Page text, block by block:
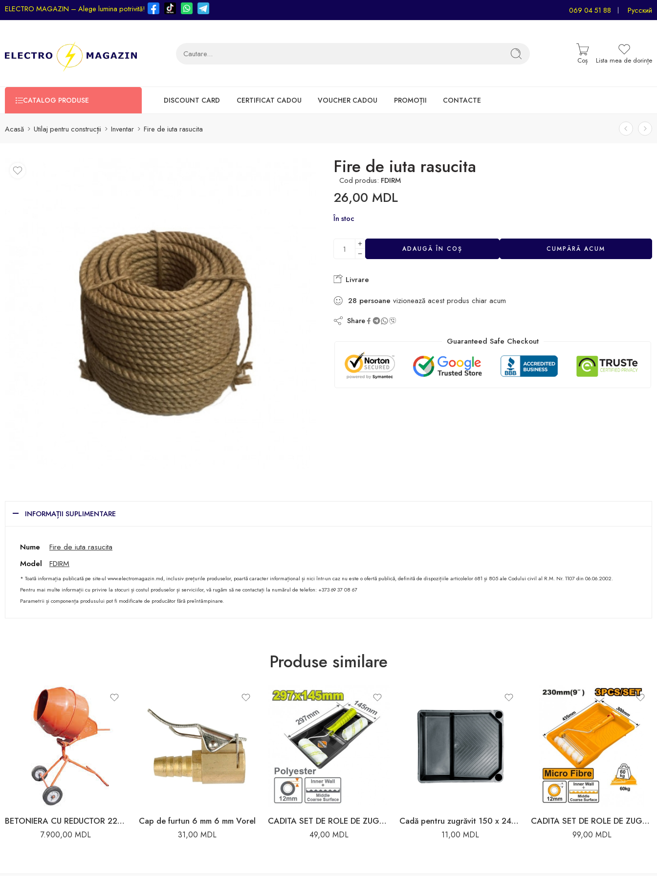
ELECTRO MAGAZIN – Alege lumina potrivită! 069 04 51 88 Русский
Coș Lista mea de dorințe
CATALOG PRODUSE DISCOUNT CARD CERTIFICAT CADOU VOUCHER CADOU PROMOȚII CONTACTE
Acasă Utilaj pentru construcții Inventar Fire de iuta rasucita
Fire de iuta rasucita
Cod produs: FDIRM
26,00 MDL
În stoc
ADAUGĂ ÎN COȘ CUMPĂRĂ ACUM
Livrare
28 persoane vizionează acest produs chiar acum
Share
Guaranteed Safe Checkout
INFORMAȚII SUPLIMENTARE
Nume
Fire de iuta rasucita
Model
FDIRM
* Toată informația publicată pe site-ul www.electromagazin.md, inclusiv prețurile produselor, poartă caracter informațional și nici într-un caz nu este o ofertă publică, definită de dispozițiile articolelor 681 și 805 ale Codului civil al R.M. Nr. 1107 din 06.06.2002.
Pentru mai multe informații cu privire la stocuri și costul produselor și serviciilor, vă rugăm să ne contactați la numărul de telefon: +373 69 37 08 67
Parametrii și componența produsului pot fi modificate de producător fără preîntâmpinare.
Produse similare
BETONIERA CU REDUCTOR 225L TIP V HAMMER
7.900,00 MDL
Cap de furtun 6 mm 6 mm Vorel
31,00 MDL
CADITA SET DE ROLE DE ZUGRAVIT 4-1 DYLLU
49,00 MDL
Cadă pentru zugrăvit 150 x 245 mm Vorel
11,00 MDL
CADITA SET DE ROLE DE ZUGRAVIT 230M 3B INGCO
99,00 MDL